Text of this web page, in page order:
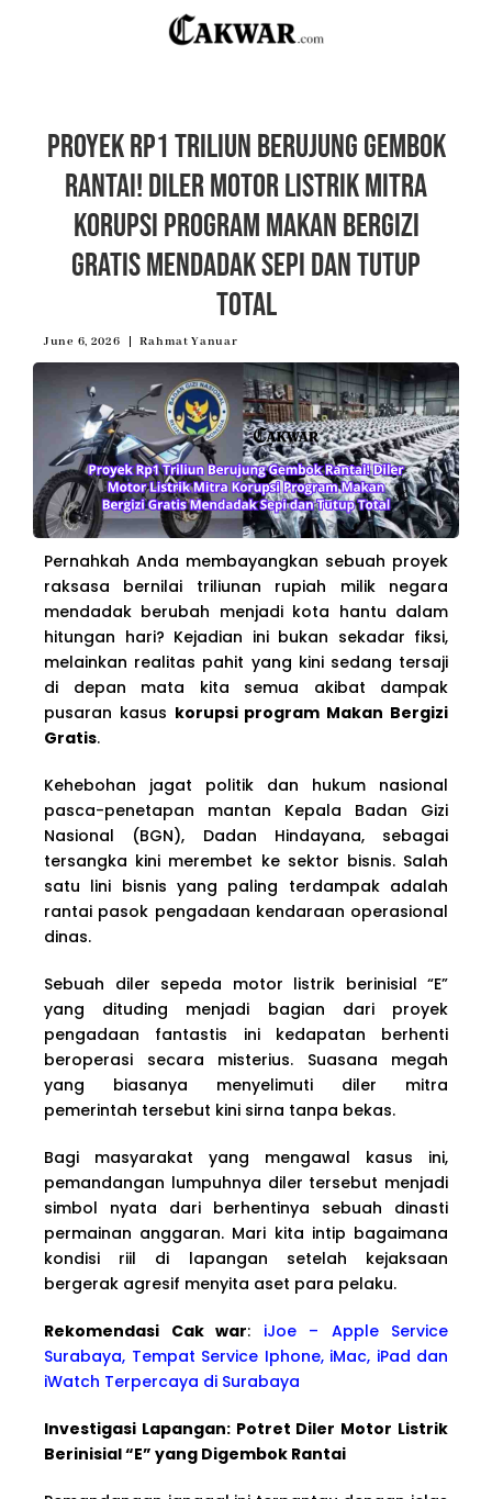
Proyek Rp1 Triliun Berujung Gembok
Rantai! Diler Motor Listrik Mitra
Korupsi Program Makan Bergizi
Gratis Mendadak Sepi dan Tutup
Total
June 6, 2026 Rahmat Yanuar
Pernahkah Anda membayangkan sebuah proyek
raksasa bernilai triliunan rupiah milik negara
mendadak berubah menjadi kota hantu dalam
hitungan hari? Kejadian ini bukan sekadar fiksi,
melainkan realitas pahit yang kini sedang tersaji
di depan mata kita semua akibat dampak
pusaran kasus korupsi program Makan Bergizi
Gratis.
Kehebohan jagat politik dan hukum nasional
pasca-penetapan mantan Kepala Badan Gizi
Nasional (BGN), Dadan Hindayana, sebagai
tersangka kini merembet ke sektor bisnis. Salah
satu lini bisnis yang paling terdampak adalah
rantai pasok pengadaan kendaraan operasional
dinas.
Sebuah diler sepeda motor listrik berinisial “E”
yang dituding menjadi bagian dari proyek
pengadaan fantastis ini kedapatan berhenti
beroperasi secara misterius. Suasana megah
yang biasanya menyelimuti diler mitra
pemerintah tersebut kini sirna tanpa bekas.
Bagi masyarakat yang mengawal kasus ini,
pemandangan lumpuhnya diler tersebut menjadi
simbol nyata dari berhentinya sebuah dinasti
permainan anggaran. Mari kita intip bagaimana
kondisi riil di lapangan setelah kejaksaan
bergerak agresif menyita aset para pelaku.
Rekomendasi Cak war: iJoe – Apple Service
Surabaya, Tempat Service Iphone, iMac, iPad dan
iWatch Terpercaya di Surabaya
Investigasi Lapangan: Potret Diler Motor Listrik
Berinisial “E” yang Digembok Rantai